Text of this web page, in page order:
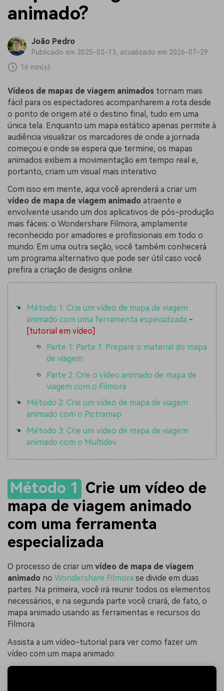
animado?
João Pedro
Publicado em 2025-02-13, atualizado em 2026-07-29
16 min(s)
Vídeos de mapas de viagem animados tornam mais
fácil para os espectadores acompanharem a rota desde
o ponto de origem até o destino final, tudo em uma
única tela. Enquanto um mapa estático apenas permite à
audiência visualizar os marcadores de onde a jornada
começou e onde se espera que termine, os mapas
animados exibem a movimentação em tempo real e,
portanto, criam um visual mais interativo.
Com isso em mente, aqui você aprenderá a criar um
vídeo de mapa de viagem animado atraente e
envolvente usando um dos aplicativos de pós-produção
mais fáceis: o Wondershare Filmora, amplamente
reconhecido por amadores e profissionais em todo o
mundo. Em uma outra seção, você também conhecerá
um programa alternativo que pode ser útil caso você
prefira a criação de designs online.
Método 1: Crie um vídeo de mapa de viagem
animado com uma ferramenta especializada -
[tutorial em vídeo]
Parte 1: Parte 1: Prepare o material do mapa
de viagem
Parte 2: Crie o vídeo animado de mapa de
viagem com o Filmora
Método 2: Crie um vídeo de mapa de viagem
animado com o Pictramap
Método 3: Crie um vídeo de mapa de viagem
animado com o Multidev
Método 1 Crie um vídeo de
mapa de viagem animado
com uma ferramenta
especializada
O processo de criar um vídeo de mapa de viagem
animado no Wondershare Filmora se divide em duas
partes. Na primeira, você irá reunir todos os elementos
necessários, e na segunda parte você criará, de fato, o
mapa animado usando as ferramentas e recursos do
Filmora.
Assista a um vídeo-tutorial para ver como fazer um
vídeo com um mapa animado: